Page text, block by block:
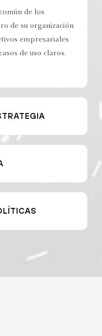
de los
de su organización
empresariales
de uso claros.